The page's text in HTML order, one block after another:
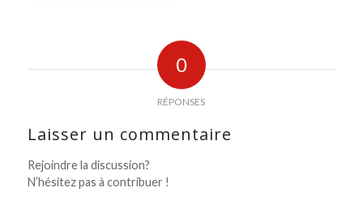
0
RÉPONSES
Laisser un commentaire
Rejoindre la discussion?
N’hésitez pas à contribuer !